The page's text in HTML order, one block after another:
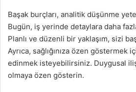
Başak burçları, analitik düşünme
Bugün, iş yerinde detaylara daha
Planlı ve düzenli bir yaklaşım, sizi
Ayrıca, sağlığınıza özen göstermek
edinmek isteyebilirsiniz. Duygusal
olmaya özen gösterin.